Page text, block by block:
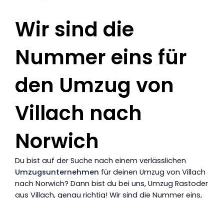
Wir sind die
Nummer eins für
den Umzug von
Villach nach
Norwich
Du bist auf der Suche nach einem verlässlichen
Umzugsunternehmen für deinen Umzug von Villach
nach Norwich? Dann bist du bei uns, Umzug Rastoder
aus Villach, genau richtig! Wir sind die Nummer eins,